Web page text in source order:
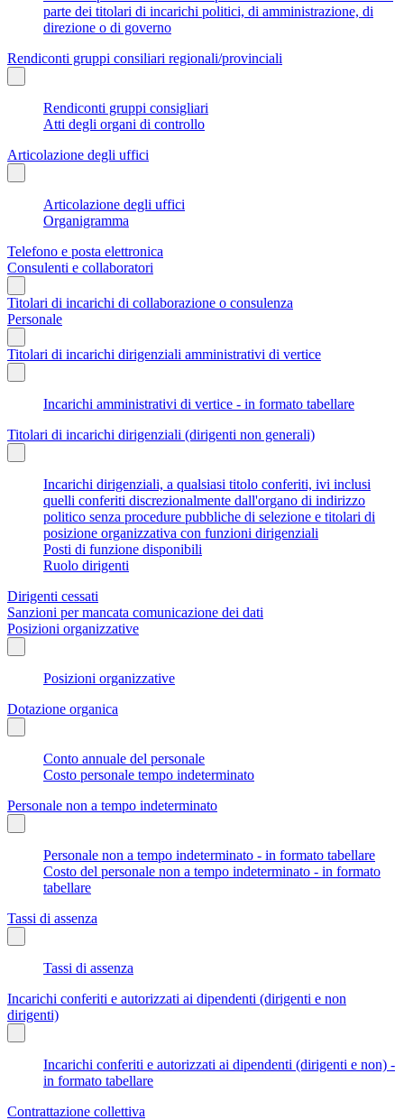
parte dei titolari di incarichi politici, di amministrazione, di
direzione o di governo
Rendiconti gruppi consiliari regionali/provinciali
Rendiconti gruppi consigliari
Atti degli organi di controllo
Articolazione degli uffici
Articolazione degli uffici
Organigramma
Telefono e posta elettronica
Consulenti e collaboratori
Titolari di incarichi di collaborazione o consulenza
Personale
Titolari di incarichi dirigenziali amministrativi di vertice
Incarichi amministrativi di vertice - in formato tabellare
Titolari di incarichi dirigenziali (dirigenti non generali)
Incarichi dirigenziali, a qualsiasi titolo conferiti, ivi inclusi
quelli conferiti discrezionalmente dall'organo di indirizzo
politico senza procedure pubbliche di selezione e titolari di
posizione organizzativa con funzioni dirigenziali
Posti di funzione disponibili
Ruolo dirigenti
Dirigenti cessati
Sanzioni per mancata comunicazione dei dati
Posizioni organizzative
Posizioni organizzative
Dotazione organica
Conto annuale del personale
Costo personale tempo indeterminato
Personale non a tempo indeterminato
Personale non a tempo indeterminato - in formato tabellare
Costo del personale non a tempo indeterminato - in formato
tabellare
Tassi di assenza
Tassi di assenza
Incarichi conferiti e autorizzati ai dipendenti (dirigenti e non
dirigenti)
Incarichi conferiti e autorizzati ai dipendenti (dirigenti e non) -
in formato tabellare
Contrattazione collettiva